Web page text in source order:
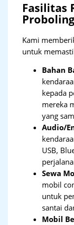
Fasilitas
Kami
untuk
Bahan
kepada
mereka
yang
Audio/
USB,
Sewa
mobil
untuk
santai
Mobil